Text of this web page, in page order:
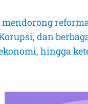
dan
hingga